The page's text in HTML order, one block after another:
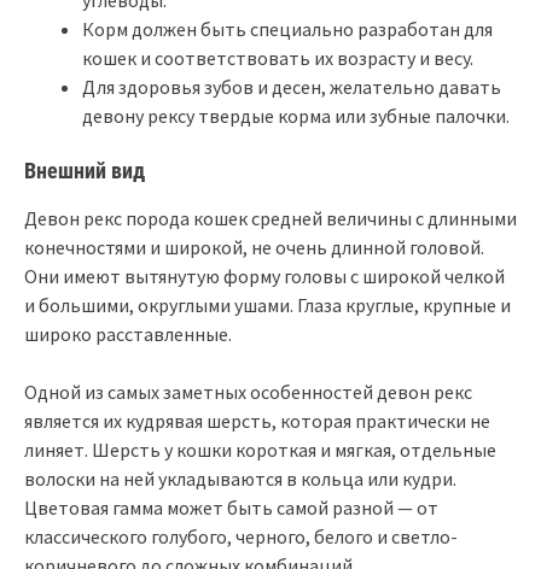
Корм должен быть специально разработан для
кошек и соответствовать их возрасту и весу.
Для здоровья зубов и десен, желательно давать
девону рексу твердые корма или зубные палочки.
Внешний вид
Девон рекс порода кошек средней величины с длинными
конечностями и широкой, не очень длинной головой.
Они имеют вытянутую форму головы с широкой челкой
и большими, округлыми ушами. Глаза круглые, крупные и
широко расставленные.
Одной из самых заметных особенностей девон рекс
является их кудрявая шерсть, которая практически не
линяет. Шерсть у кошки короткая и мягкая, отдельные
волоски на ней укладываются в кольца или кудри.
Цветовая гамма может быть самой разной — от
классического голубого, черного, белого и светло-